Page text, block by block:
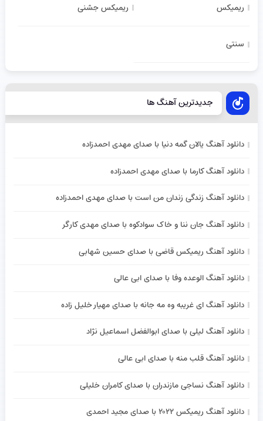
ریمیکس ریمیکس جشنی
سنتی
جدیدترین آهنگ ها
دانلود آهنگ یالان گمه دنیا با صدای مهدی احمدزاده
دانلود آهنگ کارما با صدای مهدی احمدزاده
دانلود آهنگ زندگی زندان من است با صدای مهدی احمدزاده
دانلود آهنگ جان ننا و خاک سوادکوه با صدای مهدی کارگر
دانلود آهنگ ریمیکس قاضی با صدای حسین شهابی
دانلود آهنگ الوعده وفا با صدای ابی عالی
دانلود آهنگ ای غریبه وه مه جانه با صدای مهیار خلیل زاده
دانلود آهنگ لیلی با صدای ابوالفضل اسماعیل نژاد
دانلود آهنگ قلب منه با صدای ابی عالی
دانلود آهنگ نساجی مازندران با صدای کامران خلیلی
دانلود آهنگ ریمیکس ۲۰۲۲ با صدای مجید احمدی